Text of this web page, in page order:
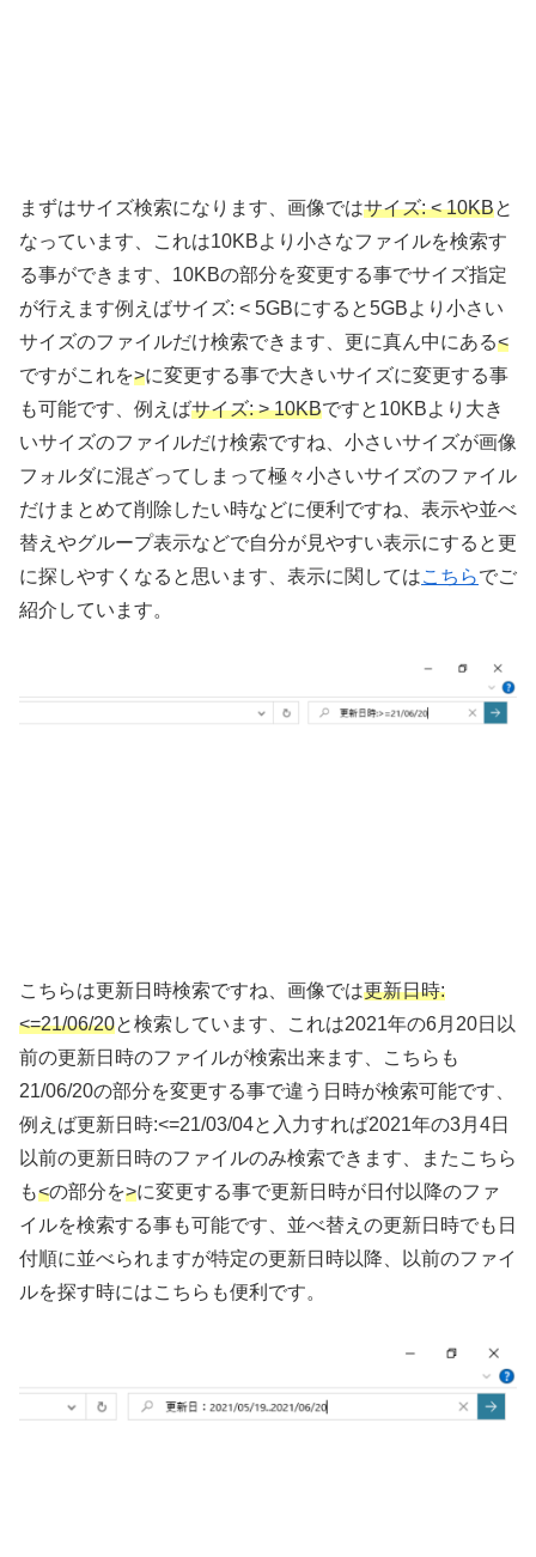
まずはサイズ検索になります、画像ではサイズ: < 10KBと
なっています、これは10KBより小さなファイルを検索す
る事ができます、10KBの部分を変更する事でサイズ指定
が行えます例えばサイズ: < 5GBにすると5GBより小さい
サイズのファイルだけ検索できます、更に真ん中にある<
ですがこれを>に変更する事で大きいサイズに変更する事
も可能です、例えばサイズ: > 10KBですと10KBより大き
いサイズのファイルだけ検索ですね、小さいサイズが画像
フォルダに混ざってしまって極々小さいサイズのファイル
だけまとめて削除したい時などに便利ですね、表示や並べ
替えやグループ表示などで自分が見やすい表示にすると更
に探しやすくなると思います、表示に関してはこちらでご
紹介しています。
こちらは更新日時検索ですね、画像では更新日時:
<=21/06/20と検索しています、これは2021年の6月20日以
前の更新日時のファイルが検索出来ます、こちらも
21/06/20の部分を変更する事で違う日時が検索可能です、
例えば更新日時:<=21/03/04と入力すれば2021年の3月4日
以前の更新日時のファイルのみ検索できます、またこちら
も<の部分を>に変更する事で更新日時が日付以降のファ
イルを検索する事も可能です、並べ替えの更新日時でも日
付順に並べられますが特定の更新日時以降、以前のファイ
ルを探す時にはこちらも便利です。